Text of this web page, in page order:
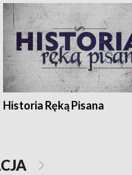
Historia Ręką Pisana